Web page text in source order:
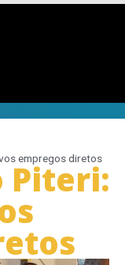
empregos diretos
Piteri: